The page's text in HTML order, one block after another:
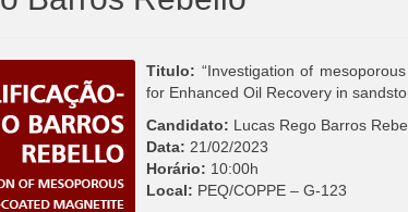
Titulo: “Investigation of
for Enhanced Oil Recovery in
Candidato: Lucas Rego Barros
Data: 21/02/2023
Horário: 10:00h
Local: PEQ/COPPE – G-123